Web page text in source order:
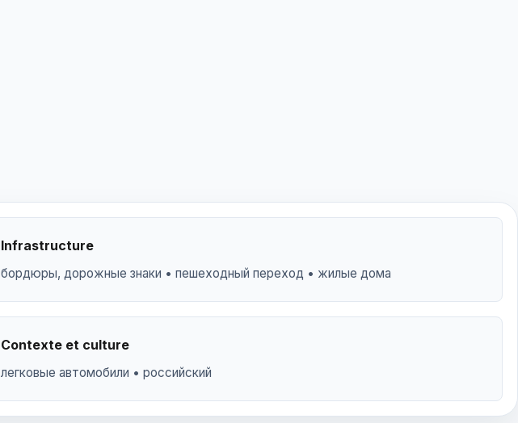
Infrastructure
бордюры, дорожные знаки • пешеходный переход • жилые дома
Contexte et culture
легковые автомобили • российский